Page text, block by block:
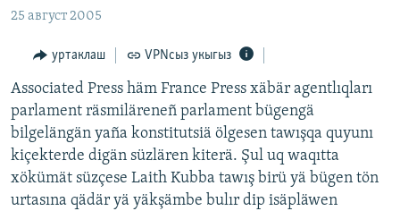
ТАТАР-БАШКОРТ ДӨНЬЯСЫ
СУГЫШ
БЕЗНЕ ТОМАЛАДЫЛАР
ШӘЛКЕМНӘР
ӘҢГӘМӘ
КОММЕНТАР
ДӨНЬЯ ХӘЛЛӘРЕ
ТАТАРЧА ПОДКАСТ
25 август 2005
уртаклаш VPNсыз укыгыз
Associated Press häm France Press xäbär agentlıqları
parlament räsmiläreneñ parlament bügengä
bilgelängän yaña konstitutsiä ölgesen tawışqa quyunı
kiçekterde digän süzlären kiterä. Şul uq waqıtta
xökümät süzçese Laith Kubba tawış birü yä bügen tön
urtasına qädär yä yäkşämbe bulır dip isäpläwen